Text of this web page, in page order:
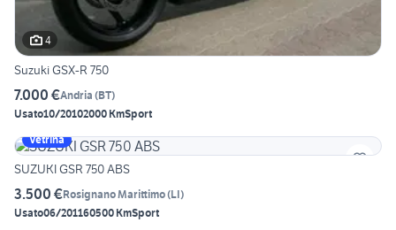
4
Suzuki GSX-R 750
7.000 €Andria (BT)
Usato10/20102000 KmSport
Vetrina
SUZUKI GSR 750 ABS
3.500 €Rosignano Marittimo(LI)
Usato06/201160500 KmSport